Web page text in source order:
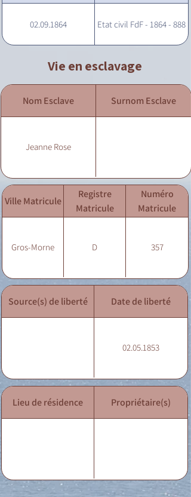
02.09.1864 Etat civil FdF - 1864 - 888
Vie en esclavage
Nom Esclave Surnom Esclave
Jeanne Rose
Ville Matricule
Registre
Matricule
Numéro
Matricule
Gros-Morne D 357
Source(s) de liberté Date de liberté
02.05.1853
Lieu de résidence Propriétaire(s)